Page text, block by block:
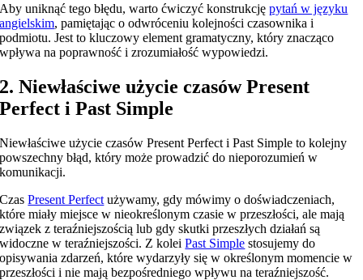
Aby uniknąć tego błędu, warto ćwiczyć konstrukcjępytań w języku
angielskim, pamiętając o odwróceniu kolejności czasownika i
podmiotu. Jest to kluczowy element gramatyczny, który znacząco
wpływa na poprawność i zrozumiałość wypowiedzi.
2. Niewłaściwe użycie czasów Present
Perfect i Past Simple
Niewłaściwe użycie czasów Present Perfect i Past Simple to kolejny
powszechny błąd, który może prowadzić do nieporozumień w
komunikacji.
CzasPresent Perfect używamy, gdy mówimy o doświadczeniach,
które miały miejsce w nieokreślonym czasie w przeszłości, ale mają
związek z teraźniejszością lub gdy skutki przeszłych działań są
widoczne w teraźniejszości. Z koleiPast Simple stosujemy do
opisywania zdarzeń, które wydarzyły się w określonym momencie w
przeszłości i nie mają bezpośredniego wpływu na teraźniejszość.